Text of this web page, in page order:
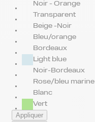
Noir - Orange
Transparent
Beige -Noir
Bleu/orange
Bordeaux
Light blue
Noir-Bordeaux
Rose/bleu marine
Blanc
Vert
Appliquer